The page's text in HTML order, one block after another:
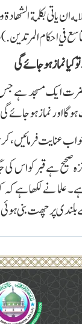
نماز ہو جائے گی
ایک مسجد ہے جس
گا اور نماز ہو
عنایت فرمائیں ،
ہے قبر کو اس کی
پر چھت بنی ہوئی